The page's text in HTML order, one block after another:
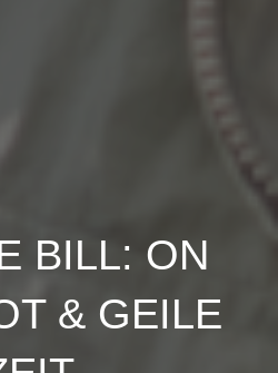
BILL: ON
& GEILE